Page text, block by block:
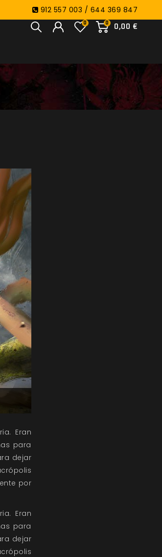
912 557 003 / 644 369 847
0
0,00 €
0
Eran
para
dejar
por
Eran
para
dejar